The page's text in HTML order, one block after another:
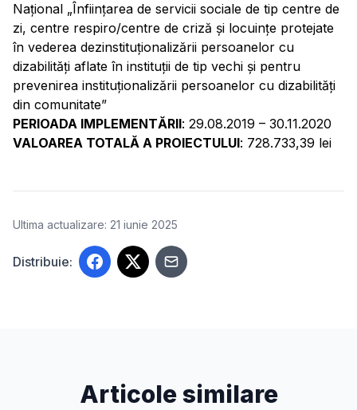
Naţional „Înfiinţarea de servicii sociale de tip centre de
zi, centre respiro/centre de criză şi locuinţe protejate
în vederea dezinstituţionalizării persoanelor cu
dizabilităţi aflate în instituţii de tip vechi şi pentru
prevenirea instituţionalizării persoanelor cu dizabilităţi
din comunitate”
PERIOADA IMPLEMENTĂRII: 29.08.2019 – 30.11.2020
VALOAREA TOTALĂ A PROIECTULUI: 728.733,39 lei
Ultima actualizare: 21 iunie 2025
Distribuie:
Articole similare